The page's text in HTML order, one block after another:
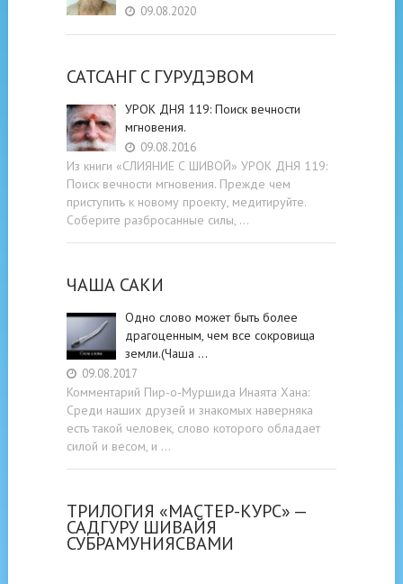
09.08.2020
САТСАНГ C ГУРУДЭВОМ
УРОК ДНЯ 119: Поиск вечности
мгновения.
09.08.2016
Из книги «СЛИЯНИЕ С ШИВОЙ» УРОК ДНЯ 119:
Поиск вечности мгновения. Прежде чем
приступить к новому проекту, медитируйте.
Соберите разбросанные силы, …
ЧАША САКИ
Одно слово может быть более
драгоценным, чем все сокровища
земли.(Чаша …
09.08.2017
Комментарий Пир-о-Муршида Инаята Хана:
Среди наших друзей и знакомых наверняка
есть такой человек, слово которого обладает
силой и весом, и …
ТРИЛОГИЯ «МАСТЕР-КУРС» —
САДГУРУ ШИВАЙЯ
СУБРАМУНИЯСВАМИ